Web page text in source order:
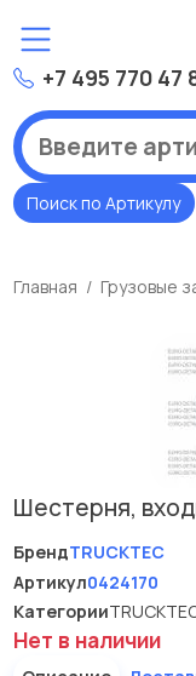
+7 495 770 47
Поиск по Артикулу
Главная Грузовые
Шестерня,
БрендTRUCKTEC
Артикул0424170
Категории
Нет в наличии